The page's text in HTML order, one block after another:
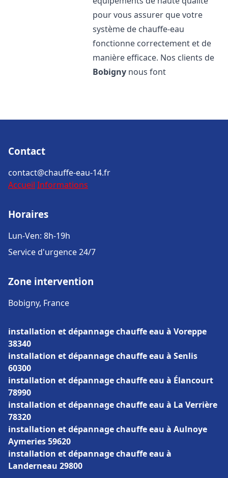
pour vous assurer que votre
système de chauffe-eau
fonctionne correctement et de
manière efficace. Nos clients de
Bobigny nous font
Contact
contact@chauffe-eau-14.fr
Accueil Informations
Horaires
Lun-Ven: 8h-19h
Service d'urgence 24/7
Zone intervention
Bobigny, France
installation et dépannage chauffe eau à Voreppe
38340
installation et dépannage chauffe eau à Senlis
60300
installation et dépannage chauffe eau à Élancourt
78990
installation et dépannage chauffe eau à La Verrière
78320
installation et dépannage chauffe eau à Aulnoye
Aymeries 59620
installation et dépannage chauffe eau à
Landerneau 29800